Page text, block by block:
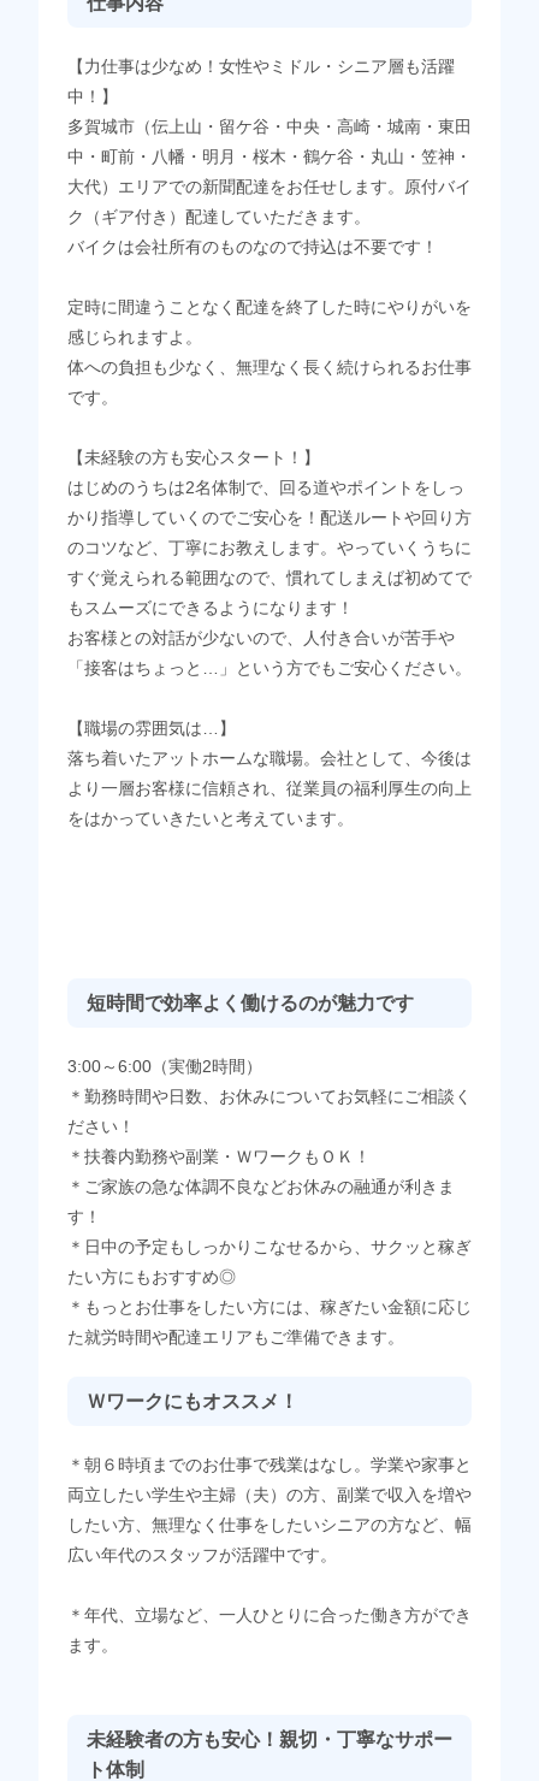
【力仕事は少なめ！女性やミドル・シニア層も活躍
中！】
多賀城市（伝上山・留ケ谷・中央・高崎・城南・東田
中・町前・八幡・明月・桜木・鶴ケ谷・丸山・笠神・
大代）エリアでの新聞配達をお任せします。原付バイ
ク（ギア付き）配達していただきます。
バイクは会社所有のものなので持込は不要です！
定時に間違うことなく配達を終了した時にやりがいを
感じられますよ。
体への負担も少なく、無理なく長く続けられるお仕事
です。
【未経験の方も安心スタート！】
はじめのうちは2名体制で、回る道やポイントをしっ
かり指導していくのでご安心を！配送ルートや回り方
のコツなど、丁寧にお教えします。やっていくうちに
すぐ覚えられる範囲なので、慣れてしまえば初めてで
もスムーズにできるようになります！
お客様との対話が少ないので、人付き合いが苦手や
「接客はちょっと…」という方でもご安心ください。
【職場の雰囲気は…】
落ち着いたアットホームな職場。会社として、今後は
より一層お客様に信頼され、従業員の福利厚生の向上
をはかっていきたいと考えています。
短時間で効率よく働けるのが魅力です
3:00～6:00（実働2時間）
＊勤務時間や日数、お休みについてお気軽にご相談く
ださい！
＊扶養内勤務や副業・ＷワークもＯＫ！
＊ご家族の急な体調不良などお休みの融通が利きま
す！
＊日中の予定もしっかりこなせるから、サクッと稼ぎ
たい方にもおすすめ◎
＊もっとお仕事をしたい方には、稼ぎたい金額に応じ
た就労時間や配達エリアもご準備できます。
Ｗワークにもオススメ！
＊朝６時頃までのお仕事で残業はなし。学業や家事と
両立したい学生や主婦（夫）の方、副業で収入を増や
したい方、無理なく仕事をしたいシニアの方など、幅
広い年代のスタッフが活躍中です。
＊年代、立場など、一人ひとりに合った働き方ができ
ます。
未経験者の方も安心！親切・丁寧なサポー
ト体制